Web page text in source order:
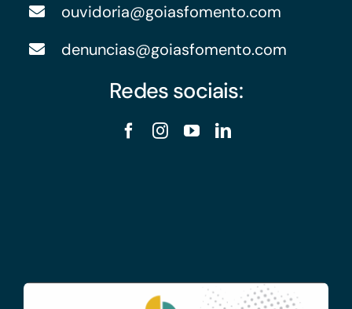
ouvidoria@goiasfomento.com
denuncias@goiasfomento.com
Redes sociais: